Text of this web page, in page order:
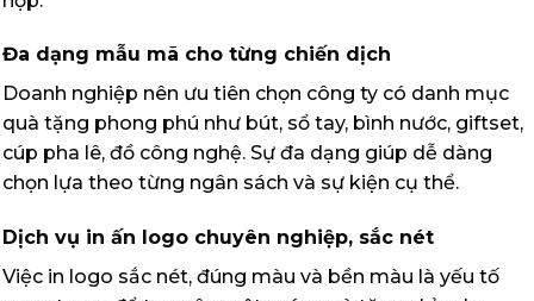
Đa dạng mẫu mã cho từng chiến dịch
Doanh nghiệp nên ưu tiên chọn công ty có danh mục
quà tặng phong phú như bút, sổ tay, bình nước, giftset,
cúp pha lê, đồ công nghệ. Sự đa dạng giúp dễ dàng
chọn lựa theo từng ngân sách và sự kiện cụ thể.
Dịch vụ in ấn logo chuyên nghiệp, sắc nét
Việc in logo sắc nét, đúng màu và bền màu là yếu tố